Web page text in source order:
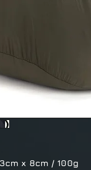
x 8cm / 100g